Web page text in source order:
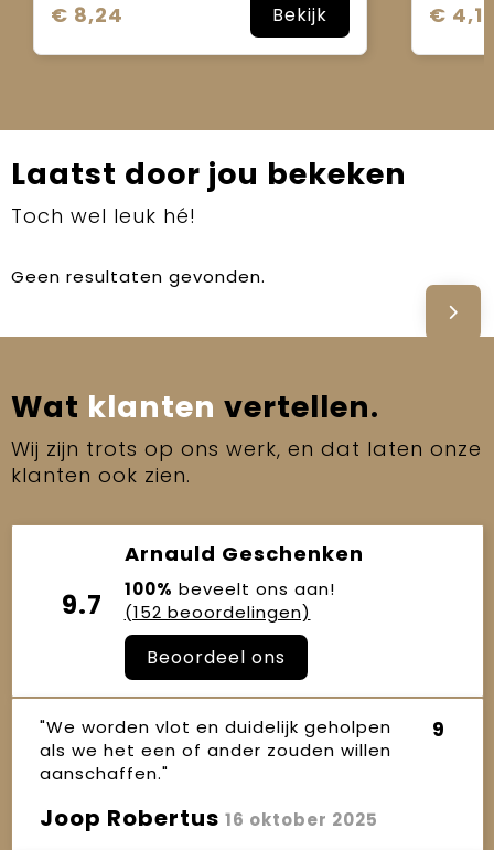
€ 8,24 Bekijk €
Laatst door jou bekeken
Toch wel leuk hé!
Geen resultaten gevonden.
Wat klanten vertellen.
Wij zijn trots op ons werk, en dat laten onze
klanten ook zien.
9.7
Arnauld Geschenken
100% beveelt ons aan!
(152 beoordelingen)
Beoordeel ons
"We worden vlot en duidelijk geholpen
als we het een of ander zouden willen
aanschaffen."
9
Joop Robertus 16 oktober 2025